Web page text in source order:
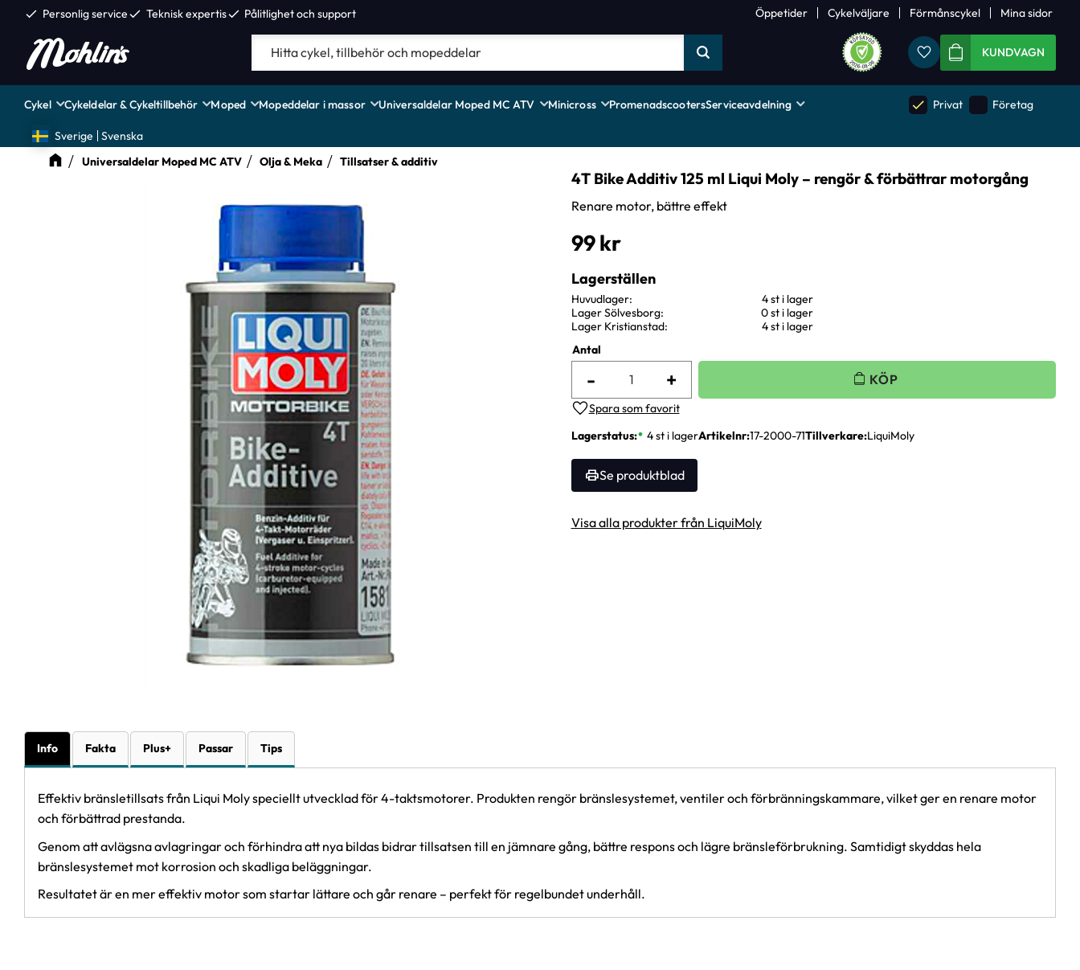
check Personlig servicecheck Teknisk expertischeck Pålitlighet och support Öppetider Cykelväljare Förmånscykel Mina sidor
FavoriterKUNDVAGN
Cykel Cykeldelar & Cykeltillbehör Moped Mopeddelar i massor Universaldelar Moped MC ATV Minicross PromenadscootersServiceavdelning done Privat Företag
Sverige
Svenska
Universaldelar Moped MC ATV
Olja & Meka Tillsatser & additiv
4T Bike Additiv 125 ml Liqui Moly – rengör & förbättrar motorgång
Renare motor, bättre effekt
99kr
Antal
+
-
Lägg till i favoriter
Lagerstatus 4 st i lagerArtikelnr 17-2000-71Tillverkare LiquiMoly
Se produktblad
Lagerställen
Huvudlager
4 st i lager
Lager Sölvesborg
0 st i lager
Lager Kristianstad
4 st i lager
Visa alla produkter från LiquiMoly
Info Fakta Plus+ Passar Tips
Effektiv bränsletillsats från Liqui Molyspeciellt utvecklad för 4-taktsmotorer. Produkten rengör bränslesystemet, ventiler och förbränningskammare, vilket ger en renare motor
och förbättrad prestanda.
Genom att avlägsna avlagringar och förhindra att nya bildas bidrar tillsatsen till en jämnare gång, bättre respons och lägre bränsleförbrukning. Samtidigt skyddas hela
bränslesystemet mot korrosion och skadliga beläggningar.
Resultatet är en mer effektiv motor som startar lättare och går renare – perfekt för regelbundet underhåll.